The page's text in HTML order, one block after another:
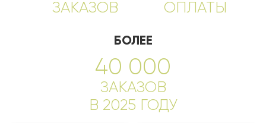
ЗАКАЗОВ
ОПЛАТЫ
БОЛЕЕ
40 000
ЗАКАЗОВ
В 2025 ГОДУ